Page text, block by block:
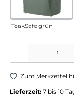
TeakSafe grün
Produkt Anzahl: Gib
Zum Merkzettel
Lieferzeit: 7 bis 10